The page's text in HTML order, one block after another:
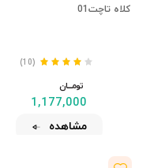
کلاه تاچت01
(10)
تومــــــان
1,177,000
مشاهده